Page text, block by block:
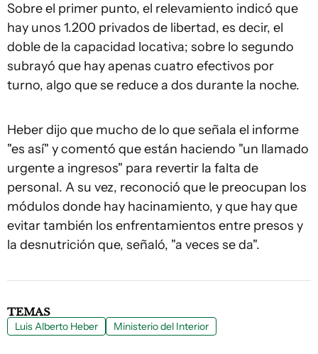
Sobre el primer punto, el relevamiento indicó que
hay unos 1.200 privados de libertad, es decir, el
doble de la capacidad locativa; sobre lo segundo
subrayó que hay apenas cuatro efectivos por
turno, algo que se reduce a dos durante la noche.
Heber dijo que mucho de lo que señala el informe
"es así" y comentó que están haciendo "un llamado
urgente a ingresos" para revertir la falta de
personal. A su vez, reconoció que le preocupan los
módulos donde hay hacinamiento, y que hay que
evitar también los enfrentamientos entre presos y
la desnutrición que, señaló, "a veces se da".
TEMAS
Luis Alberto Heber Ministerio del Interior